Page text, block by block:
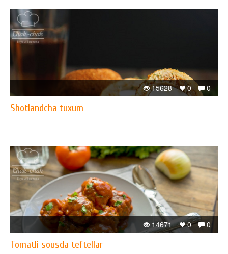
0
0
15628
Shotlandcha tuxum
0
0
14671
Tomatli sousda teftellar